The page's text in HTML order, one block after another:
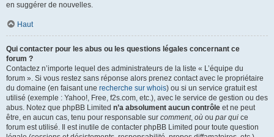
en suggérer de nouvelles.
Haut
Qui contacter pour les abus ou les questions légales concernant ce
forum ?
Contactez n’importe lequel des administrateurs de la liste « L’équipe du
forum ». Si vous restez sans réponse alors prenez contact avec le propriétaire
du domaine (en faisant une recherche sur whois) ou si un service gratuit est
utilisé (exemple : Yahoo!, Free, f2s.com, etc.), avec le service de gestion ou des
abus. Notez que phpBB Limited n’a absolument aucun contrôle et ne peut
être, en aucun cas, tenu pour responsable sur comment, où ou par qui ce
forum est utilisé. Il est inutile de contacter phpBB Limited pour toute question